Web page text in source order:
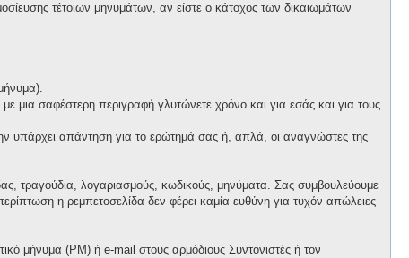
τέτοιων μηνυμάτων, αν είστε ο κάτοχος των δικαιωμάτων
μια σαφέστερη περιγραφή γλυτώνετε χρόνο και για εσάς και για τους
υπάρχει απάντηση για το ερώτημά σας ή, απλά, οι αναγνώστες της
τραγούδια, λογαριασμούς, κωδικούς, μηνύματα. Σας συμβουλεύουμε
η ρεμπετοσελίδα δεν φέρει καμία ευθύνη για τυχόν απώλειες
μήνυμα (PM) ή e-mail στους αρμόδιους Συντονιστές ή τον